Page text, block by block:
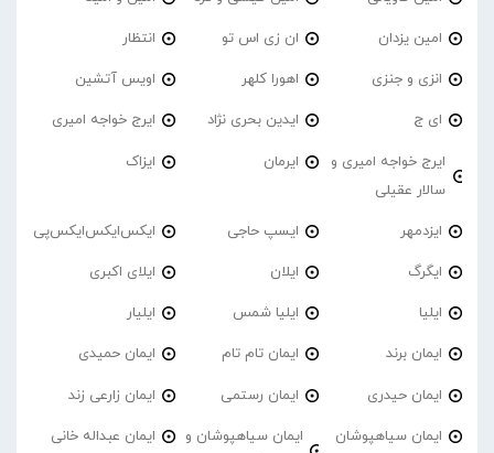
امین یزدان ان زی اس تو انتظار
انزی و جنزی اهورا کلهر اویس آتشین
ای ج ایدین بحری نژاد ایرج خواجه امیری
ایرج خواجه امیری و
سالار عقیلی
ایرمان ایزاک
ایزدمهر ایسپ حاجی ایکس‌ایکس‌ایکس‌پی
ایگرگ ایلان ایلای اکبری
ایلیا ایلیا شمس ایلیار
ایمان برند ایمان تام تام ایمان حمیدی
ایمان حیدری ایمان رستمی ایمان زارعی زند
ایمان سیاهپوشان
ایمان سیاهپوشان و
ایمان عبداله خانی